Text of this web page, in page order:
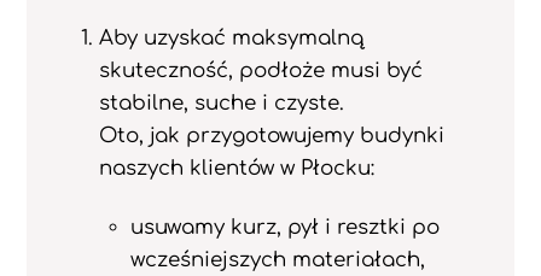
Aby uzyskać maksymalną
skuteczność, podłoże musi być
stabilne, suche i czyste.
Oto, jak przygotowujemy budynki
naszych klientów w Płocku:
usuwamy kurz, pył i resztki po
wcześniejszych materiałach,